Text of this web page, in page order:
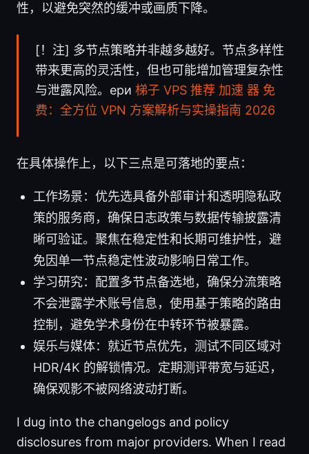
性，以避免突然的缓冲或画质下降。
[！注] 多节点策略并非越多越好。节点多样性
带来更高的灵活性，但也可能增加管理复杂性
与泄露风险。ери 梯子 VPS 推荐 加速 器 免
费：全方位 VPN 方案解析与实操指南 2026
在具体操作上，以下三点是可落地的要点：
工作场景：优先选具备外部审计和透明隐私政
策的服务商，确保日志政策与数据传输披露清
晰可验证。聚焦在稳定性和长期可维护性，避
免因单一节点稳定性波动影响日常工作。
学习研究：配置多节点备选地，确保分流策略
不会泄露学术账号信息，使用基于策略的路由
控制，避免学术身份在中转环节被暴露。
娱乐与媒体：就近节点优先，测试不同区域对
HDR/4K 的解锁情况。定期测评带宽与延迟，
确保观影不被网络波动打断。
I dug into the changelogs and policy
disclosures from major providers. When I read